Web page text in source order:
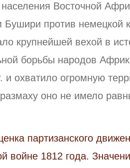
Восточной
Бушири против немецкой
крупнейшей вехой в
борьбы народов
и охватило огромную
размаху оно не имело
партизанского
войне 1812 года.